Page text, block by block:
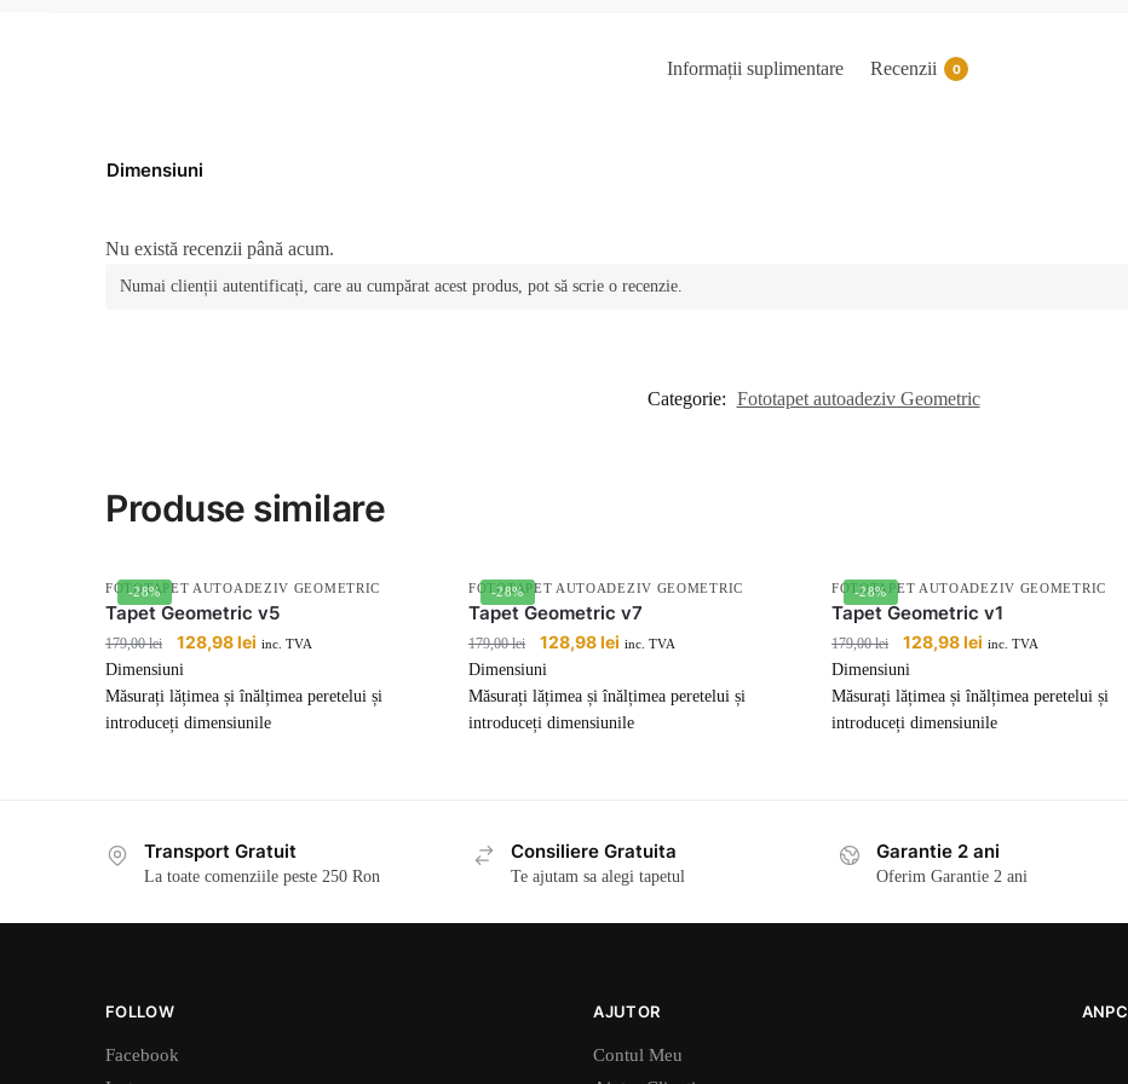
Informații suplimentare Recenzii 0
Dimensiuni
Nu există recenzii până acum.
Numai clienții autentificați, care au cumpărat acest produs, pot să scrie o recenzie.
Categorie: Fototapet autoadeziv Geometric
Produse similare
-28%
FOTOTAPET AUTOADEZIV GEOMETRIC
Tapet Geometric v5
179,00lei
Prețul
inițial
a
fost:
128,98lei Prețul
este:
128,98 lei.
inc. TVA
Dimensiuni
Măsurați lățimea și înălțimea peretelui și
introduceți dimensiunile
-28%
FOTOTAPET AUTOADEZIV GEOMETRIC
Tapet Geometric v7
179,00lei
Prețul
inițial
a
fost:
128,98lei Prețul
este:
128,98 lei.
inc. TVA
Dimensiuni
Măsurați lățimea și înălțimea peretelui și
introduceți dimensiunile
-28%
FOTOTAPET AUTOADEZIV GEOMETRIC
Tapet Geometric v1
179,00lei
Prețul
inițial
a
fost:
128,98leiPrețul
este:
128,98 lei.
inc. TVA
Dimensiuni
Măsurați lățimea și înălțimea peretelui și
introduceți dimensiunile
Transport Gratuit
La toate comenziile peste 250 Ron
Consiliere Gratuita
Te ajutam sa alegi tapetul
Garantie 2 ani
Oferim Garantie 2 ani
FOLLOW
Facebook
AJUTOR
Contul Meu
ANPC